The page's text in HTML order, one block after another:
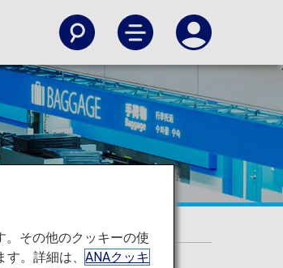
。その他のクッキーの使
す。詳細は、ANAクッキ